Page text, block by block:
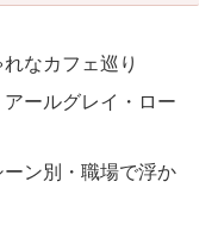
なカフェ巡り
ールグレイ・ロー
ン別・職場で浮か